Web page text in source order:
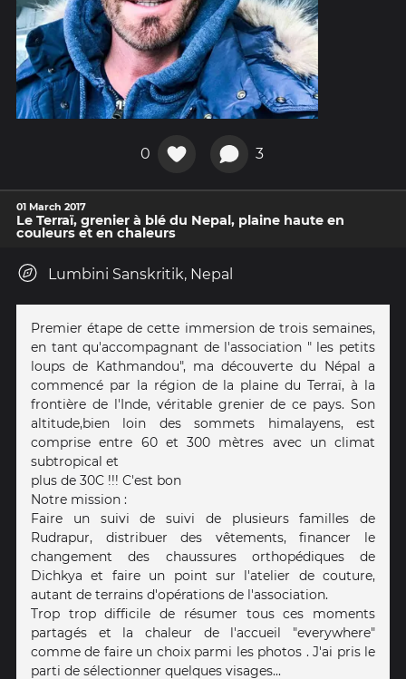
0 3
01 March 2017
Le Terraï, grenier à blé du Nepal, plaine haute en
couleurs et en chaleurs
Lumbini Sanskritik, Nepal
Premier étape de cette immersion de trois semaines,
en tant qu'accompagnant de l'association " les petits
loups de Kathmandou", ma découverte du Népal a
commencé par la région de la plaine du Terraï, à la
frontière de l'Inde, véritable grenier de ce pays. Son
altitude,bien loin des sommets himalayens, est
comprise entre 60 et 300 mètres avec un climat
subtropical et
plus de 30C !!! C'est bon
Notre mission :
Faire un suivi de suivi de plusieurs familles de
Rudrapur, distribuer des vêtements, financer le
changement des chaussures orthopédiques de
Dichkya et faire un point sur l'atelier de couture,
autant de terrains d'opérations de l'association.
Trop trop difficile de résumer tous ces moments
partagés et la chaleur de l'accueil "everywhere"
comme de faire un choix parmi les photos . J'ai pris le
parti de sélectionner quelques visages...